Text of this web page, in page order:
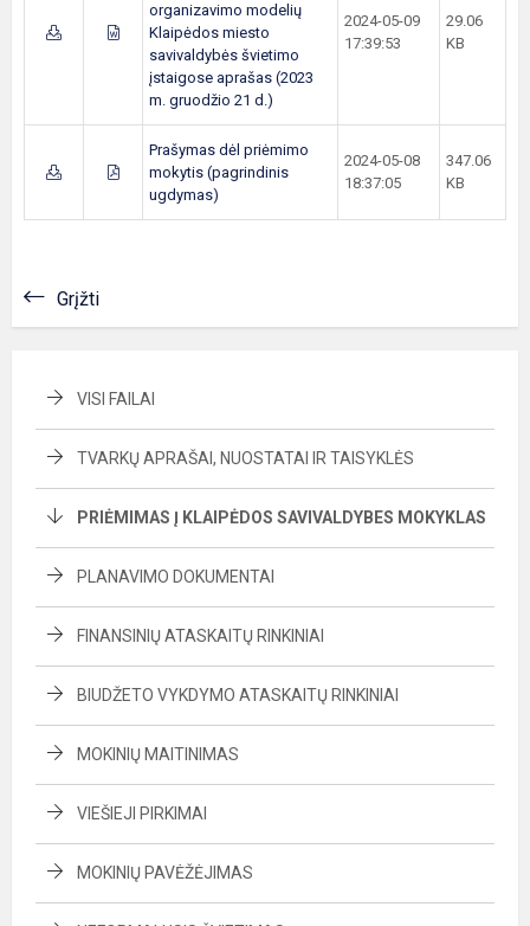
organizavimo modelių
Klaipėdos miesto
savivaldybės švietimo
įstaigose aprašas (2023
m. gruodžio 21 d.)
2024-05-09
17:39:53
29.06
KB
Prašymas dėl priėmimo
mokytis (pagrindinis
ugdymas)
2024-05-08
18:37:05
347.06
KB
Grįžti
VISI FAILAI
TVARKŲ APRAŠAI, NUOSTATAI IR TAISYKLĖS
PRIĖMIMAS Į KLAIPĖDOS SAVIVALDYBES MOKYKLAS
PLANAVIMO DOKUMENTAI
FINANSINIŲ ATASKAITŲ RINKINIAI
BIUDŽETO VYKDYMO ATASKAITŲ RINKINIAI
MOKINIŲ MAITINIMAS
VIEŠIEJI PIRKIMAI
MOKINIŲ PAVĖŽĖJIMAS